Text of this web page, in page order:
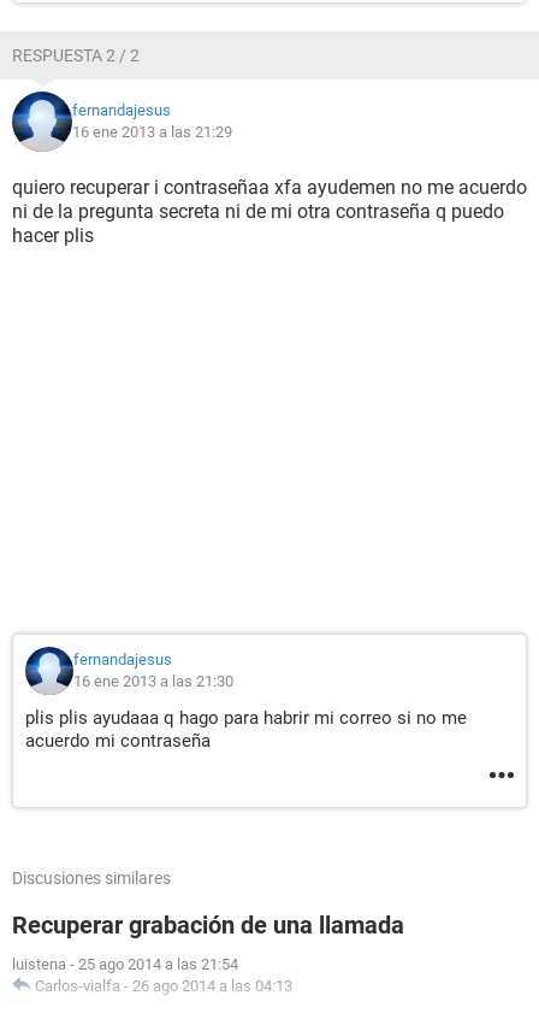
RESPUESTA 2 / 2
fernandajesus
16 ene 2013 a las 21:29
quiero recuperar i contraseñaa xfa ayudemen no me acuerdo
ni de la pregunta secreta ni de mi otra contraseña q puedo
hacer plis
fernandajesus
16 ene 2013 a las 21:30
plis plis ayudaaa q hago para habrir mi correo si no me
acuerdo mi contraseña
Discusiones similares
Recuperar grabación de una llamada
luistena - 25 ago 2014 a las 21:54
Carlos-vialfa - 26 ago 2014 a las 04:13